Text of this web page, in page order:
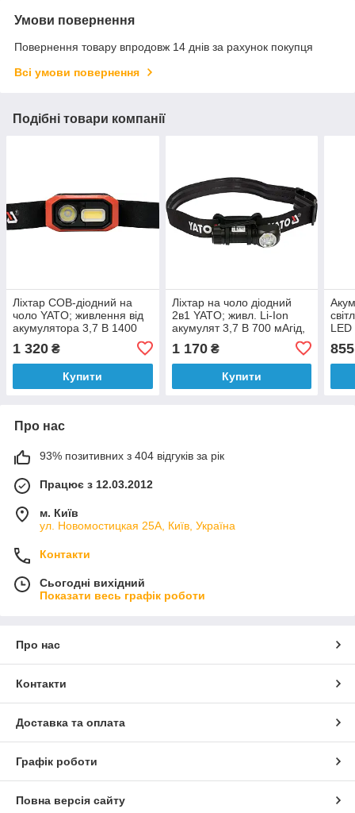
Умови повернення
Повернення товару впродовж 14 днів за рахунок покупця
Всі умови повернення
Подібні товари компанії
Ліхтар COB-діодний на
чоло YATO; живлення від
акумулятора 3,7 В 1400
мАгод, 480 Lm, з датчиком
руху
1 320 ₴
Купити
Ліхтар на чоло діодний
2в1 YATO; живл. Li-Ion
акумулят 3,7 В 700 мАгід,
[10]
1 170₴
Купити
855
Про нас
93% позитивних з 404 відгуків за рік
Працює з 12.03.2012
м. Київ
ул. Новомостицкая 25А, Київ, Україна
Контакти
Сьогодні вихідний
Показати весь графік роботи
Про нас
Контакти
Доставка та оплата
Графік роботи
Повна версія сайту